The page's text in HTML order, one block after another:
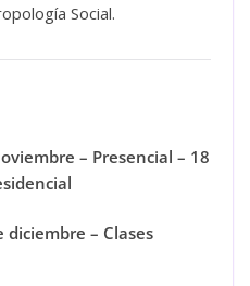
Social.
– Presencial – 18
diciembre – Clases